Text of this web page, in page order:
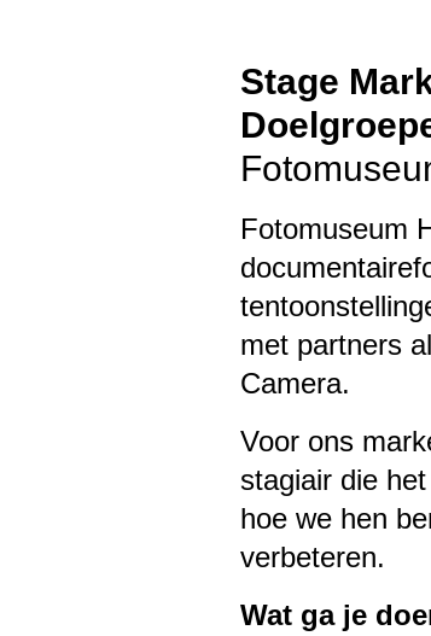
Stage
Fotomuseum
met partners
Camera.
Voor ons
stagiair die
hoe we hen
verbeteren.
Wat ga je